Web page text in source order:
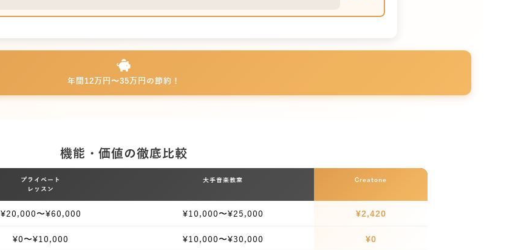
年間12万円〜35万円の節約！
機能・価値の徹底比較
プライベート
レッスン
大手音楽教室 Creatone
¥20,000〜¥60,000 ¥10,000〜¥25,000 ¥2,420
¥0〜¥10,000 ¥10,000〜¥30,000 ¥0